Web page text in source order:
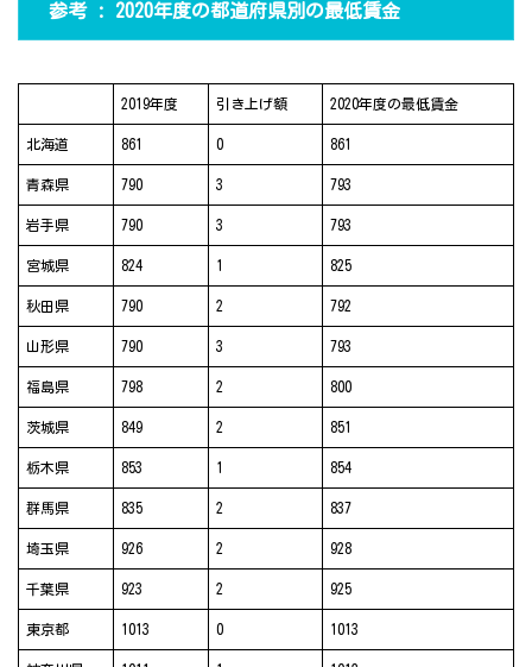
参考 : 2020年度の都道府県別の最低賃金
2019年度 引き上げ額 2020年度の最低賃金
北海道 861 0 861
青森県 790 3 793
岩手県 790 3 793
宮城県 824 1 825
秋田県 790 2 792
山形県 790 3 793
福島県 798 2 800
茨城県 849 2 851
栃木県 853 1 854
群馬県 835 2 837
埼玉県 926 2 928
千葉県 923 2 925
東京都 1013 0 1013